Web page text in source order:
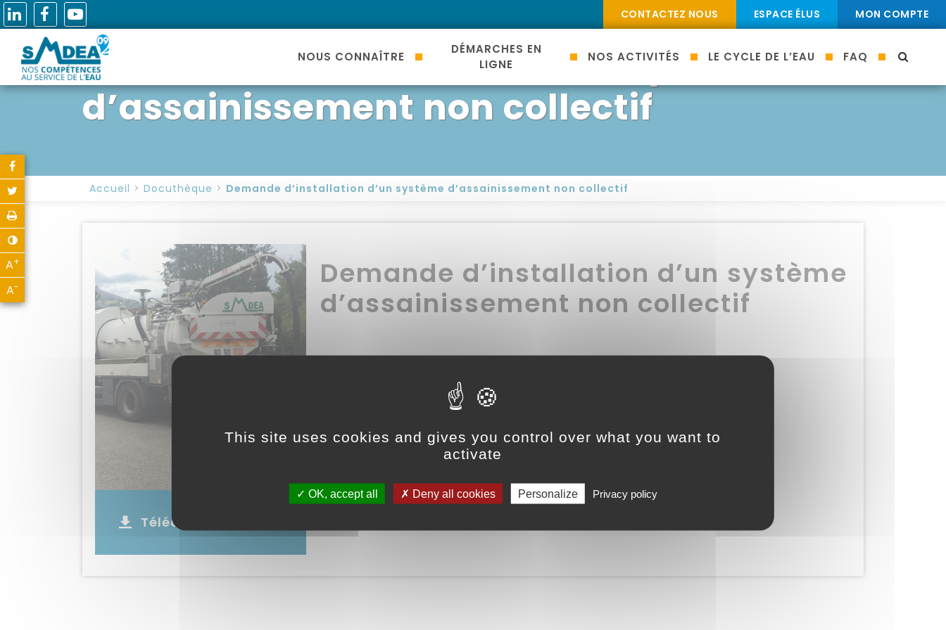
CONTACTEZ NOUS ESPACE ÉLUS MON COMPTE
NOUS CONNAÎTRE
DÉMARCHES EN
LIGNE
NOS ACTIVITÉS LE CYCLE DE L’EAU FAQ
Demande d’installation d’un système
d’assainissement non collectif
Accueil Docuthèque Demande d’installation d’un système d’assainissement non collectif
Télécharger
Demande d’installation d’un système
d’assainissement non collectif
Partager sur Twitter
A+
A- Réduire le texte
This site uses cookies and gives you control over what you want to
activate
OK, accept all Deny all cookies Personalize Privacy policy